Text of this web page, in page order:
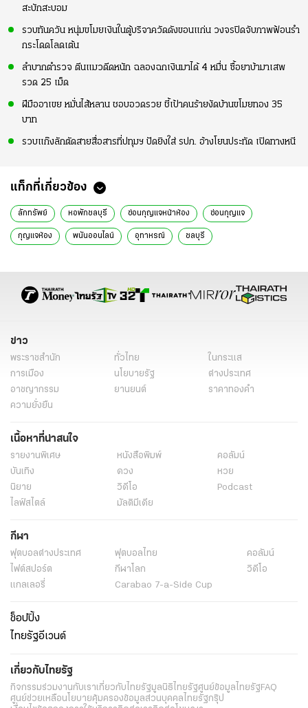
สะบักสะบอม
รวบทันควัน หนุ่มขโมยเงินในตู้บริจาควัดดังขอนแก่น วงจรปิดจับภาพฟ้อนรำ
กระโดดโลดเต้น
ลำบากตำรวจ ตีนแมวดีดหนัก ฉลองฉกเงินมาได้ 4 หมื่น ซื้อยาบ้ามาเสพ
รวด 25 เม็ด
ฝีมืออาเขย หมั่นไส้หลาน ชอบอวดรวย ชี้เป้าคนร้ายงัดบ้านขโมยทอง 35
บาท
รวบแก๊งลักตัดสายสื่อสารที่ปทุมฯ ปัดยิงใส่ รปภ. อ้างโยนประทัด เปิดทางหนี
แท็กที่เกี่ยวข้อง
ลักทรัพย์ หอพักชลบุรี ซ่อนกุญแจหน้าห้อง ซ่อนกุญแจ
กุญแจห้อง พนันออนไลน์ อุทาหรณ์ ชลบุรี
ข่าว
พระราชสำนัก ทั่วไทย
ในกระแส
การเมือง
นโยบายรัฐ
ต่างประเทศ
อาชญากรรม
ยานยนต์
ราคาทองคำ
ความยั่งยืน
เนื้อหาที่น่าสนใจ
รายงานพิเศษ หนังสือพิมพ์
คอลัมน์
บันเทิง
ดวง
หวย
นิยาย
วิดีโอ
Podcast
ไลฟ์สไตล์
มัลติมีเดีย
กีฬา
ฟุตบอลต่่างประเทศ ฟุตบอลไทย
คอลัมน์
ไฟต์สปอร์ต
กีฬาโลก
วิดีโอ
แกลเลอรี่
Carabao 7-a-Side Cup
ช็อปปิ้ง
ไทยรัฐอีเวนต์
เกี่ยวกับไทยรัฐ
กิจกรรมร่วมงานกับเราเกี่ยวกับไทยรัฐมูลนิธิไทยรัฐศูนย์ข้อมูลไทยรัฐ FAQ
ศูนย์ช่วยเหลือนโยบายคุ้มครองข้อมูลส่วนบุคคลไทยรัฐกรุ๊ป